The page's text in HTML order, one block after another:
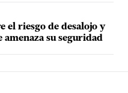
el riesgo de desalojo y
su seguridad